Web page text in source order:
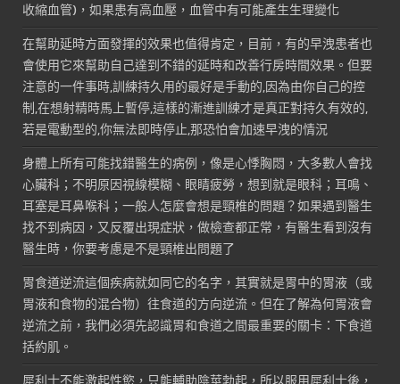
收縮血管)，如果患有高血壓，血管中有可能產生生理變化
在幫助延時方面發揮的效果也值得肯定，目前，有的早洩患者也
會使用它來幫助自己達到不錯的延時和改善行房時間效果。但要
注意的一件事時,訓練持久用的最好是手動的,因為由你自己的控
制,在想射精時馬上暫停,這樣的漸進訓練才是真正對持久有效的,
若是電動型的,你無法即時停止,那恐怕會加速早洩的情況
身體上所有可能找錯醫生的病例，像是心悸胸悶，大多數人會找
心臟科；不明原因視線模糊、眼睛疲勞，想到就是眼科；耳鳴、
耳塞是耳鼻喉科；一般人怎麼會想是頸椎的問題？如果遇到醫生
找不到病因，又反覆出現症狀，做檢查都正常，有醫生看到沒有
醫生時，你要考慮是不是頸椎出問題了
胃食道逆流這個疾病就如同它的名字，其實就是胃中的胃液（或
胃液和食物的混合物）往食道的方向逆流。但在了解為何胃液會
逆流之前，我們必須先認識胃和食道之間最重要的關卡：下食道
括約肌。